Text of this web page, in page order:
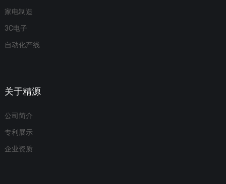
家电制造
3C电子
自动化产线
关于精源
公司简介
专利展示
企业资质